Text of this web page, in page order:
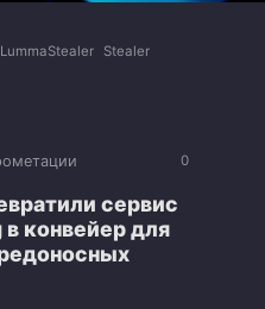
LummaStealer Stealer
0
сервис
конвейер для